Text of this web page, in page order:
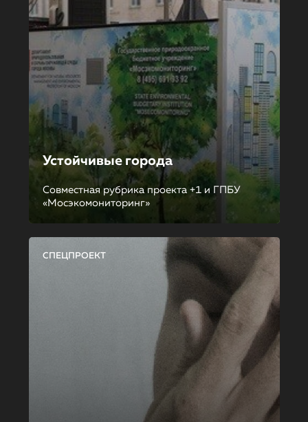
Устойчивые города
Совместная рубрика проекта +1 и ГПБУ
«Мосэкомониторинг»
СПЕЦПРОЕКТ